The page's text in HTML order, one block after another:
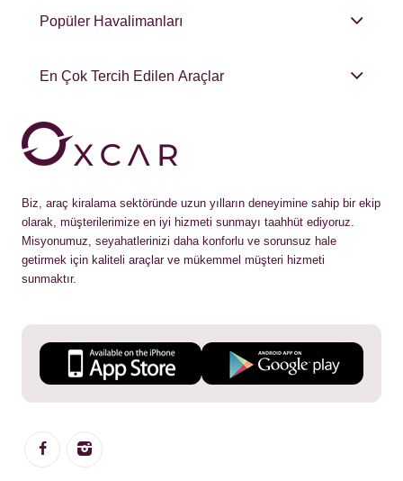
Popüler Havalimanları
En Çok Tercih Edilen Araçlar
Biz, araç kiralama sektöründe uzun yılların deneyimine sahip bir ekip
olarak, müşterilerimize en iyi hizmeti sunmayı taahhüt ediyoruz.
Misyonumuz, seyahatlerinizi daha konforlu ve sorunsuz hale
getirmek için kaliteli araçlar ve mükemmel müşteri hizmeti
sunmaktır.